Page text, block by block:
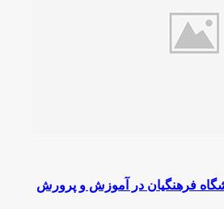
فرهنگیان در آموزش و پرورش